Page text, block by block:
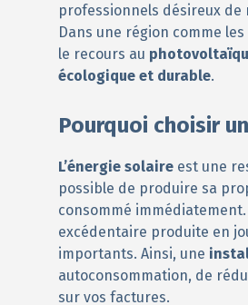
professionnels désireux
Dans une région comme
le recours au
écologique et durable.
Pourquoi choisir
L’énergie solaire est une
possible de produire sa
consommé immédiatement.
excédentaire produite en
importants. Ainsi, une
autoconsommation, de
sur vos factures.